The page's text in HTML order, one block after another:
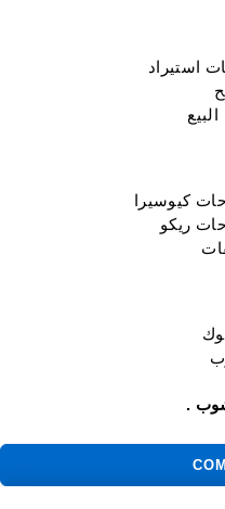
استيراد
كيوسيرا
ريكو
.